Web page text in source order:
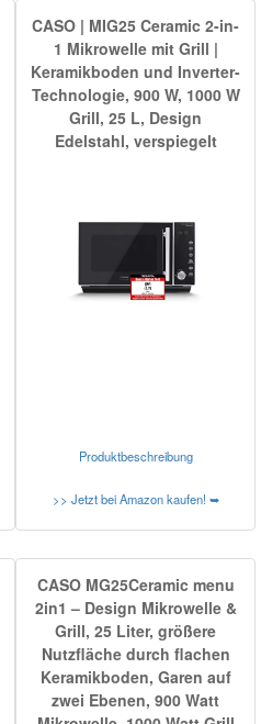
CASO | MIG25 Ceramic 2-in-
1 Mikrowelle mit Grill |
Keramikboden und Inverter-
Technologie, 900 W, 1000 W
Grill, 25 L, Design
Edelstahl, verspiegelt
Produktbeschreibung
>> Jetzt bei Amazon kaufen! ➥
CASO MG25Ceramic menu
2in1 – Design Mikrowelle &
Grill, 25 Liter, größere
Nutzfläche durch flachen
Keramikboden, Garen auf
zwei Ebenen, 900 Watt